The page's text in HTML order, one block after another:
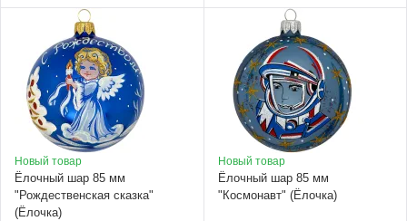
Новый товар
Ёлочный шар 85 мм
"Рождественская сказка"
(Ёлочка)
Новый товар
Ёлочный шар 85 мм
"Космонавт" (Ёлочка)